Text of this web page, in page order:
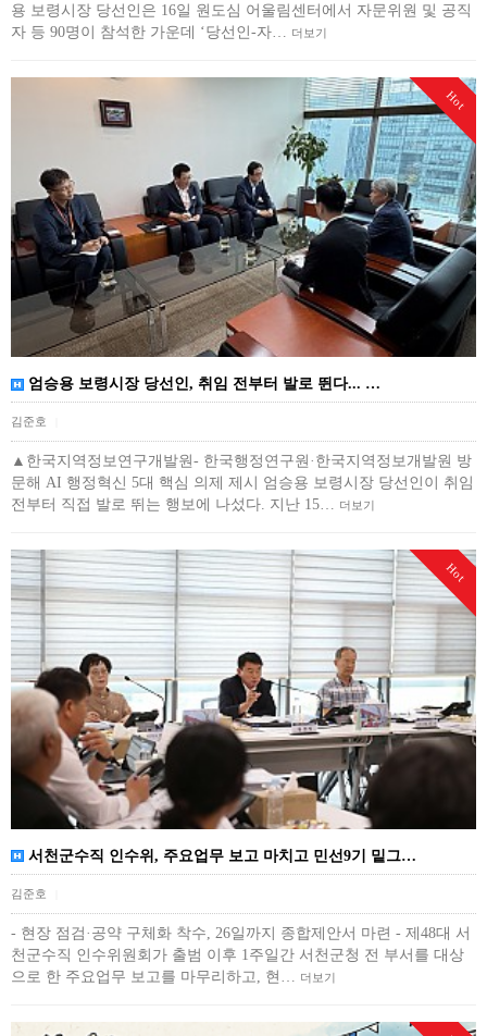
용 보령시장 당선인은 16일 원도심 어울림센터에서 자문위원 및 공직
자 등 90명이 참석한 가운데 ‘당선인-자…
더보기
Hot
엄승용 보령시장 당선인, 취임 전부터 발로 뛴다... …
김준호
▲한국지역정보연구개발원- 한국행정연구원·한국지역정보개발원 방
문해 AI 행정혁신 5대 핵심 의제 제시 엄승용 보령시장 당선인이 취임
전부터 직접 발로 뛰는 행보에 나섰다. 지난 15…
더보기
Hot
서천군수직 인수위, 주요업무 보고 마치고 민선9기 밑그…
김준호
- 현장 점검·공약 구체화 착수, 26일까지 종합제안서 마련 - 제48대 서
천군수직 인수위원회가 출범 이후 1주일간 서천군청 전 부서를 대상
으로 한 주요업무 보고를 마무리하고, 현…
더보기